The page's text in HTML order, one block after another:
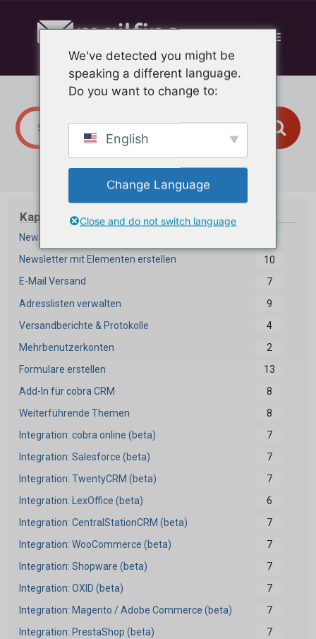
springen
Menü
Kapitel
Newsletter Editor
Newsletter mit Elementen erstellen
10
E-Mail Versand
7
Adresslisten verwalten
9
Versandberichte & Protokolle
4
Mehrbenutzerkonten
2
Formulare erstellen
13
Add-In für cobra CRM
8
Weiterführende Themen
8
Integration: cobra online (beta)
7
Integration: Salesforce (beta)
7
Integration: TwentyCRM (beta)
7
Integration: LexOffice (beta)
6
Integration: CentralStationCRM (beta)
7
Integration: WooCommerce (beta)
7
Integration: Shopware (beta)
7
Integration: OXID (beta)
7
Integration: Magento / Adobe Commerce (beta)
7
Integration: PrestaShop (beta)
7
We've detected you might be
speaking a different language.
Do you want to change to:
English
Change Language
Close and do not switch language